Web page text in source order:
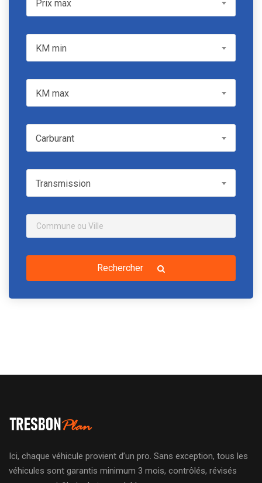
Prix max
KM min
KM max
CarburantCarburant
TransmissionTransmission
Rechercher
Ici, chaque véhicule provient d’un pro. Sans exception, tous les
véhicules sont garantis minimum 3 mois, contrôlés, révisés